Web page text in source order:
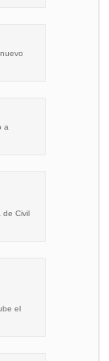
a
Civil
el